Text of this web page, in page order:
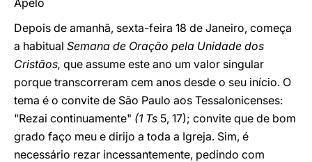
Apelo
Depois de amanhã, sexta-feira 18 de Janeiro, começa
a habitual Semana de Oração pela Unidade dos
Cristãos, que assume este ano um valor singular
porque transcorreram cem anos desde o seu início. O
tema é o convite de São Paulo aos Tessalonicenses:
"Rezai continuamente" (1 Ts 5, 17); convite que de bom
grado faço meu e dirijo a toda a Igreja. Sim, é
necessário rezar incessantemente, pedindo com